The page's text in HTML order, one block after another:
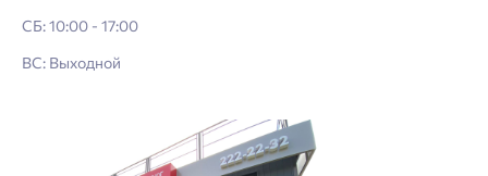
СБ: 10:00 - 17:00
ВС: Выходной